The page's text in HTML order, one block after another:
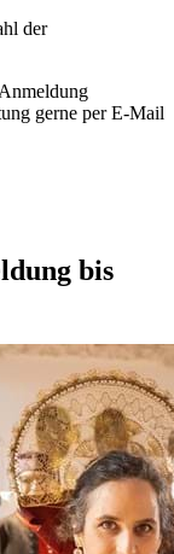
der
gerne per E-Mail
bis